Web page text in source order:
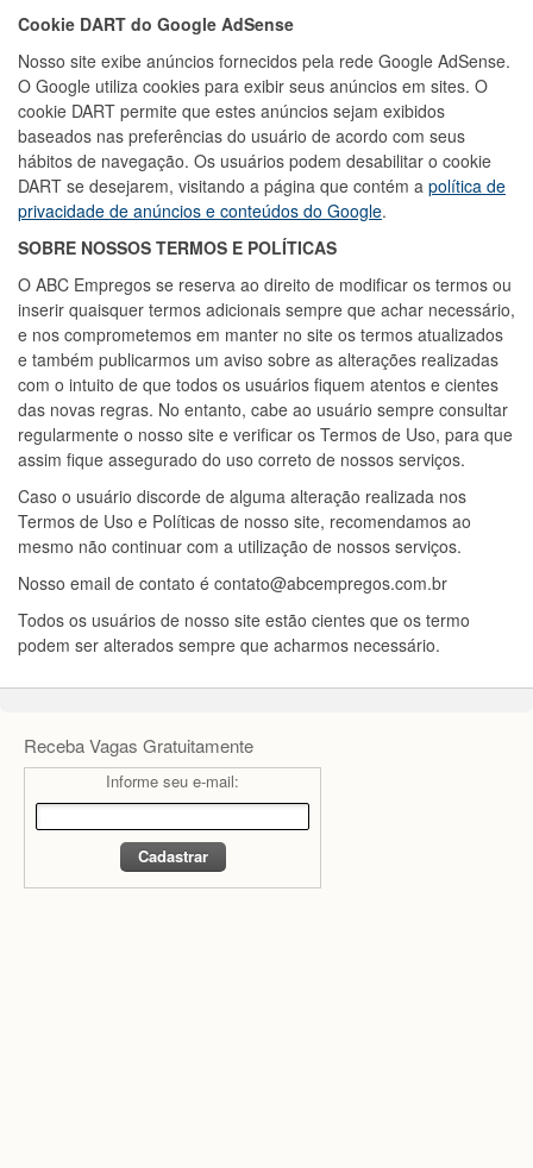
Cookie DART do Google AdSense
Nosso site exibe anúncios fornecidos pela rede Google AdSense.
O Google utiliza cookies para exibir seus anúncios em sites. O
cookie DART permite que estes anúncios sejam exibidos
baseados nas preferências do usuário de acordo com seus
hábitos de navegação. Os usuários podem desabilitar o cookie
DART se desejarem, visitando a página que contém a política de
privacidade de anúncios e conteúdos do Google.
SOBRE NOSSOS TERMOS E POLÍTICAS
O ABC Empregos se reserva ao direito de modificar os termos ou
inserir quaisquer termos adicionais sempre que achar necessário,
e nos comprometemos em manter no site os termos atualizados
e também publicarmos um aviso sobre as alterações realizadas
com o intuito de que todos os usuários fiquem atentos e cientes
das novas regras. No entanto, cabe ao usuário sempre consultar
regularmente o nosso site e verificar os Termos de Uso, para que
assim fique assegurado do uso correto de nossos serviços.
Caso o usuário discorde de alguma alteração realizada nos
Termos de Uso e Políticas de nosso site, recomendamos ao
mesmo não continuar com a utilização de nossos serviços.
Nosso email de contato é contato@abcempregos.com.br
Todos os usuários de nosso site estão cientes que os termo
podem ser alterados sempre que acharmos necessário.
Receba Vagas Gratuitamente
Informe seu e-mail: